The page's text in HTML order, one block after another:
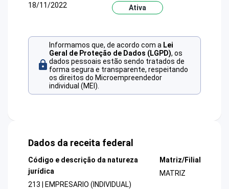
18/11/2022
Ativa
Informamos que, de acordo com a Lei
Geral de Proteção de Dados (LGPD), os
dados pessoais estão sendo tratados de
forma segura e transparente, respeitando
os direitos do Microempreendedor
individual (MEI).
Dados da receita federal
Código e descrição da natureza
jurídica
213 | EMPRESARIO (INDIVIDUAL)
Matriz/Filial
MATRIZ